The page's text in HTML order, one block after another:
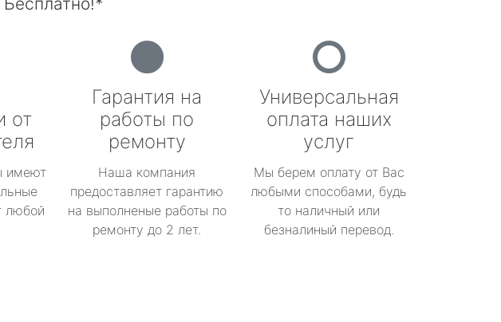
от
имеют
любой
Гарантия на
работы по
ремонту
Наша компания
предоставляет гарантию
на выполненые работы по
ремонту до 2 лет.
Универсальная
оплата наших
услуг
Мы берем оплату от Вас
любыми способами, будь
то наличный или
безналиный перевод.